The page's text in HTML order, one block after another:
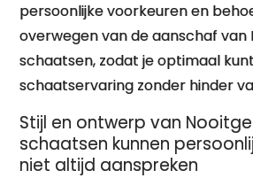
persoonlijke voorkeuren en
overwegen van de aanschaf van
schaatsen, zodat je optimaal
schaatservaring zonder hinder
Stijl en ontwerp van
schaatsen kunnen
niet altijd aanspreken